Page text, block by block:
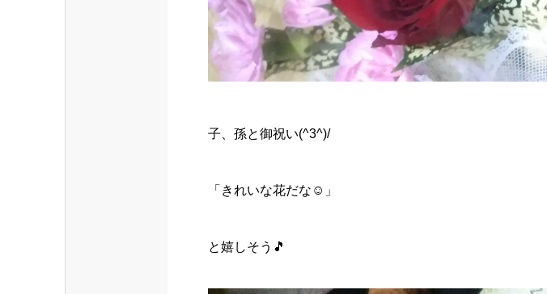
子、孫と御祝い(^3^)/
「きれいな花だな☺️」
と嬉しそう🎵